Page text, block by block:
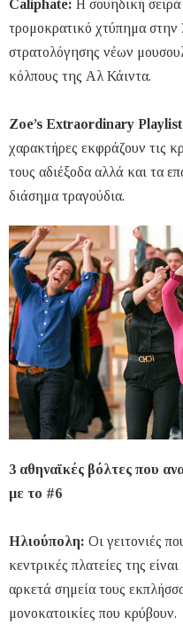
Caliphate: Η σουηδική
τρομοκρατικό χτύπημα στην
στρατολόγησης νέων
κόλπους της Αλ Κάιντα.
Zoe’s Extraordinary
χαρακτήρες εκφράζουν τις
τους αδιέξοδα αλλά και τα
διάσημα τραγούδια.
3 αθηναϊκές βόλτες που
με το #6
Ηλιούπολη: Οι γειτονιές
κεντρικές πλατείες της
αρκετά σημεία τους
μονοκατοικίες που κρύβουν.